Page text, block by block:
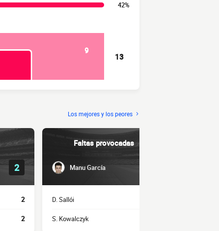
42%
9
13
Los mejores y los peores
2
2
2
Faltas provocadas
Manu García
D. Sallói
S. Kowalczyk